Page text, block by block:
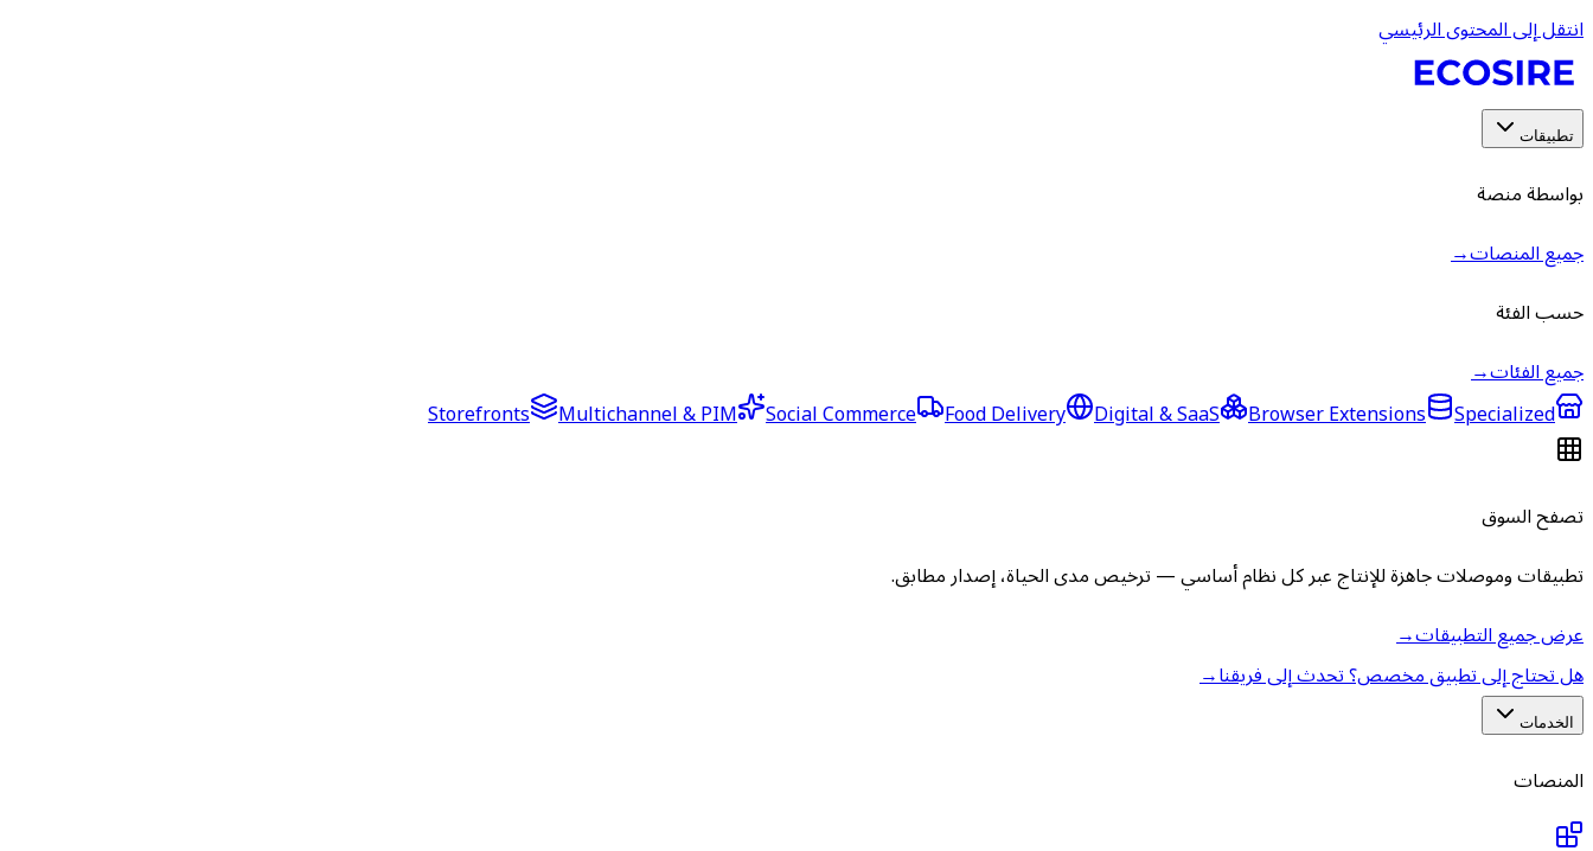
انتقل إلى المحتوى الرئيسي
تطبيقات
بواسطة منصة
جميع المنصات→
حسب الفئة
جميع الفئات→
Storefronts
Multichannel & PIM Social Commerce Food Delivery Digital & SaaS Browser Extensions Specialized
تصفح السوق
تطبيقات وموصلات جاهزة للإنتاج عبر كل نظام أساسي — ترخيص مدى الحياة، إصدار مطابق.
عرض جميع التطبيقات→
هل تحتاج إلى تطبيق مخصص؟ تحدث إلى فريقنا→
الخدمات
المنصات